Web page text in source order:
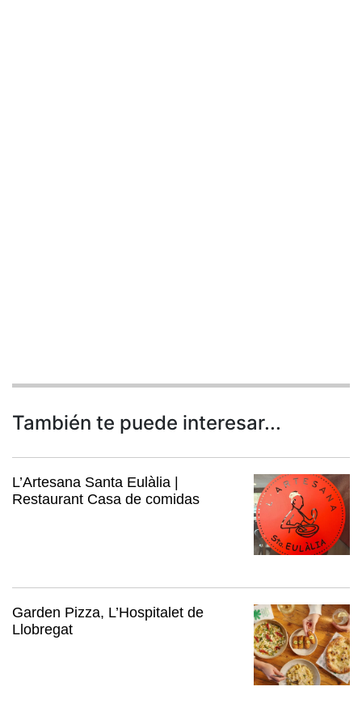
También te puede interesar...
L’Artesana Santa Eulàlia |
Restaurant Casa de comidas
Garden Pizza, L’Hospitalet de
Llobregat